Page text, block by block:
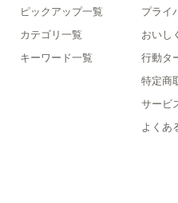
ピックアップ一覧
カテゴリ一覧
キーワード一覧
プライ
おいし
行動タ
特定商
サービ
よくあ